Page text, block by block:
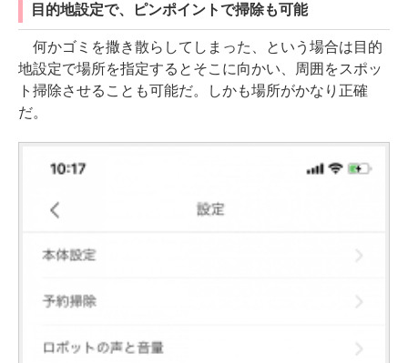
目的地設定で、ピンポイントで掃除も可能
何かゴミを撒き散らしてしまった、という場合は目的
地設定で場所を指定するとそこに向かい、周囲をスポッ
ト掃除させることも可能だ。しかも場所がかなり正確
だ。